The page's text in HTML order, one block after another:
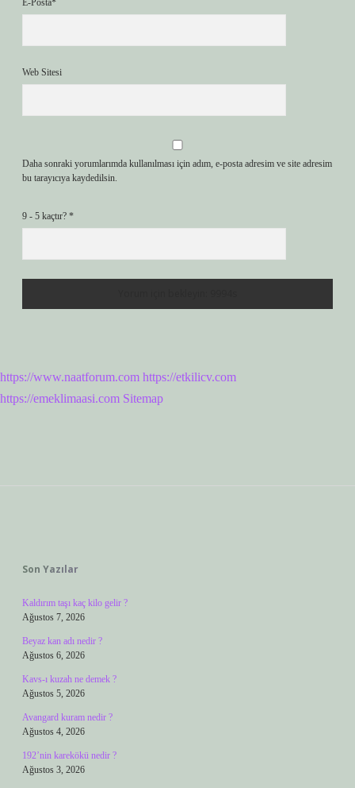
E-Posta*
Web Sitesi
Daha sonraki yorumlarımda kullanılması için adım, e-posta adresim ve site adresim
bu tarayıcıya kaydedilsin.
9 - 5 kaçtır? *
https://www.naatforum.com https://etkilicv.com
https://emeklimaasi.com Sitemap
Son Yazılar
Kaldırım taşı kaç kilo gelir ?
Ağustos 7, 2026
Beyaz kan adı nedir ?
Ağustos 6, 2026
Kavs-ı kuzah ne demek ?
Ağustos 5, 2026
Avangard kuram nedir ?
Ağustos 4, 2026
192’nin karekökü nedir ?
Ağustos 3, 2026